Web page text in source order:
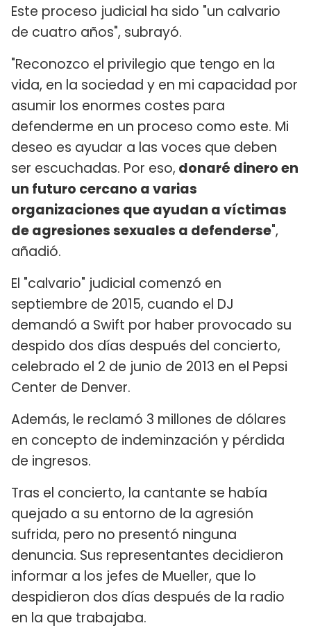
Este proceso judicial ha sido "un calvario
de cuatro años", subrayó.
"Reconozco el privilegio que tengo en la
vida, en la sociedad y en mi capacidad por
asumir los enormes costes para
defenderme en un proceso como este. Mi
deseo es ayudar a las voces que deben
ser escuchadas. Por eso, donaré dinero en
un futuro cercano a varias
organizaciones que ayudan a víctimas
de agresiones sexuales a defenderse",
añadió.
El "calvario" judicial comenzó en
septiembre de 2015, cuando el DJ
demandó a Swift por haber provocado su
despido dos días después del concierto,
celebrado el 2 de junio de 2013 en el Pepsi
Center de Denver.
Además, le reclamó 3 millones de dólares
en concepto de indeminzación y pérdida
de ingresos.
Tras el concierto, la cantante se había
quejado a su entorno de la agresión
sufrida, pero no presentó ninguna
denuncia. Sus representantes decidieron
informar a los jefes de Mueller, que lo
despidieron dos días después de la radio
en la que trabajaba.